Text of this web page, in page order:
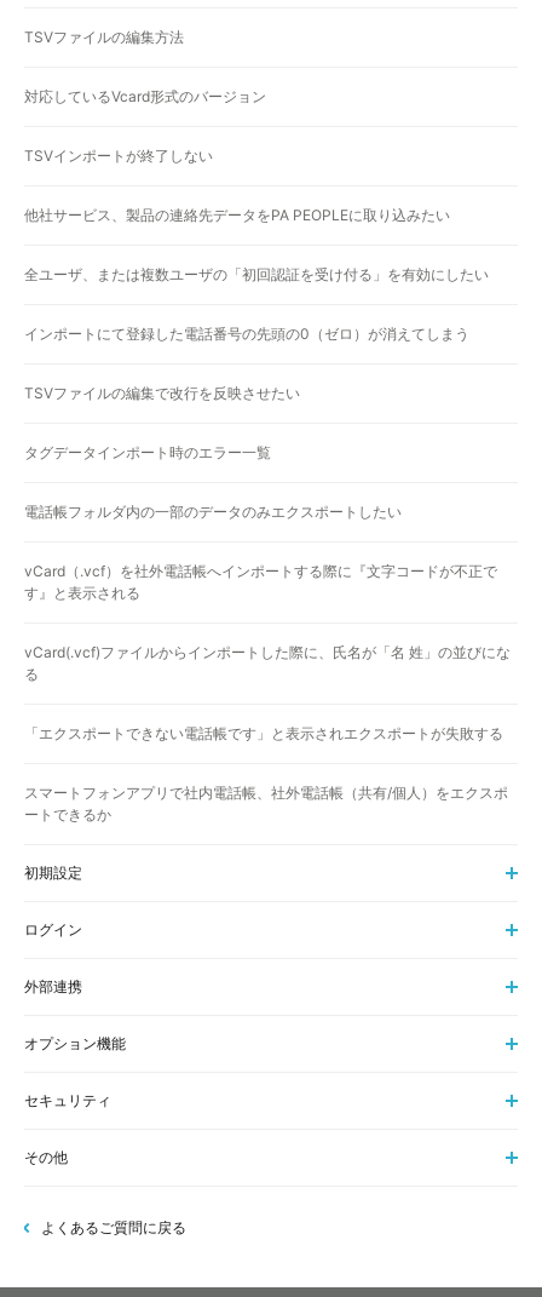
TSVファイルの編集方法
対応しているVcard形式のバージョン
TSVインポートが終了しない
他社サービス、製品の連絡先データをPA PEOPLEに取り込みたい
全ユーザ、または複数ユーザの「初回認証を受け付る」を有効にしたい
インポートにて登録した電話番号の先頭の0（ゼロ）が消えてしまう
TSVファイルの編集で改行を反映させたい
タグデータインポート時のエラー一覧
電話帳フォルダ内の一部のデータのみエクスポートしたい
vCard（.vcf）を社外電話帳へインポートする際に『文字コードが不正で
す』と表示される
vCard(.vcf)ファイルからインポートした際に、氏名が「名 姓」の並びにな
る
「エクスポートできない電話帳です」と表示されエクスポートが失敗する
スマートフォンアプリで社内電話帳、社外電話帳（共有/個人）をエクスポ
ートできるか
初期設定
ログイン
外部連携
オプション機能
セキュリティ
その他
よくあるご質問に戻る